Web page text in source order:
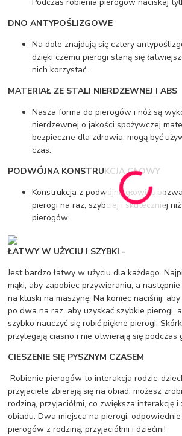
DNO ANTYPOŚLIZGOWE
Na dole znajdują się cztery
dzięki czemu pierogi staną się
nich korzystać.
MATERIAŁ ZE STALI NIERDZEWNEJ I ABS
Nasza forma do pierogów i nóż są
nierdzewnej o jakości spożywczej
bezpieczne dla zdrowia, mogą być
czas.
PODWÓJNA KONSTRUKCJA GŁOWY
Konstrukcja z podwójną głowicą
pierogi na raz, szybciej i skuteczniej
pierogów.
ŁATWY W UŻYCIU I SZYBKI -
Jest bardzo łatwy w użyciu dla każdego.
mąki, aby zapobiec przywieraniu, a
na kluski na maszynę. Na koniec naciśnij,
po dwa na raz, aby uzyskać szybkie pierogi,
szybko nauczyć się robić piękne pierogi.
przylegają ciasno i nie otwierają się podczas
CIESZENIE SIĘ PYSZNYM CZASEM
Robienie pierogów to interakcja rodzic-
przyjaciele zbierają się na obiad, możesz
rodziną, przyjaciółmi, co zwiększa interakcję
obiadu. Dwa miejsca na pierogi,
pierogów z rodziną, przyjaciółmi i dziećmi!